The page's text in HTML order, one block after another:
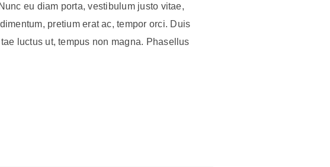
eu diam porta, vestibulum justo vitae,
pretium erat ac, tempor orci. Duis
luctus ut, tempus non magna. Phasellus